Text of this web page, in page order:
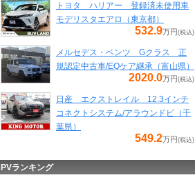
トヨタ ハリアー 登録済未使用車
モデリスタエアロ（東京都）
532.9万円 (税込)
メルセデス・ベンツ Gクラス 正
規認定中古車/EQケア継承（富山県）
2020.0万円 (税込)
日産 エクストレイル 12.3インチ
コネクトシステム/アラウンドビ（千
葉県）
549.2万円 (税込)
PVランキング